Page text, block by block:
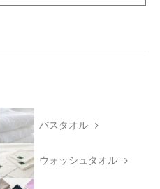
バスタオル
ウォッシュタオル